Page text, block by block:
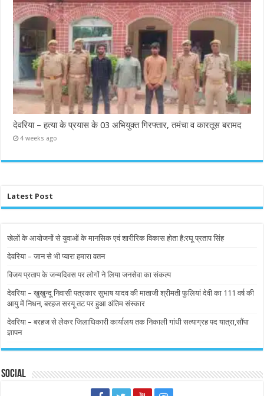
देवरिया – हत्या के प्रयास के 03 अभियुक्त गिरफ्तार, तमंचा व कारतूस बरामद
4 weeks ago
Latest Post
खेलों के आयोजनों से युवाओं के मानसिक एवं शारीरिक विकास होता है:रघू प्रताप सिंह
देवरिया – जान से भी प्यारा हमारा वतन
विजय प्रताप के जन्मदिवस पर लोगों ने लिया जनसेवा का संकल्प
देवरिया – खुखुन्दू निवासी पत्रकार सुभाष यादव की माताजी श्रीमती फुलियां देवी का 111 वर्ष की
आयु में निधन, बरहज सरयू तट पर हुआ अंतिम संस्कार
देवरिया – बरहज से लेकर जिलाधिकारी कार्यालय तक निकाली गांधी सत्याग्रह पद यात्रा,सौंपा
ज्ञापन
Social